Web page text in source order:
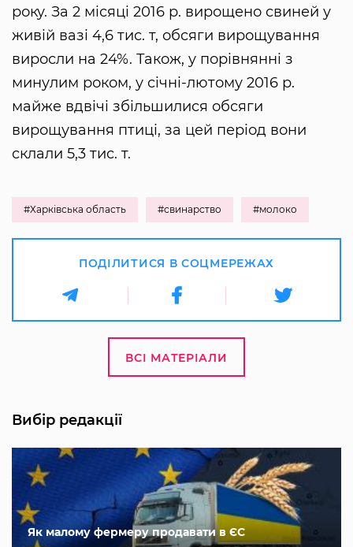
року. За 2 місяці 2016 р. вирощено свиней у
живій вазі 4,6 тис. т, обсяги вирощування
виросли на 24%. Також, у порівнянні з
минулим роком, у січні-лютому 2016 р.
майже вдвічі збільшилися обсяги
вирощування птиці, за цей період вони
склали 5,3 тис. т.
#Харківська область #свинарство #молоко
ПОДІЛИТИСЯ В СОЦМЕРЕЖАХ
ВСІ МАТЕРІАЛИ
Вибір редакції
Як малому фермеру продавати в ЄС